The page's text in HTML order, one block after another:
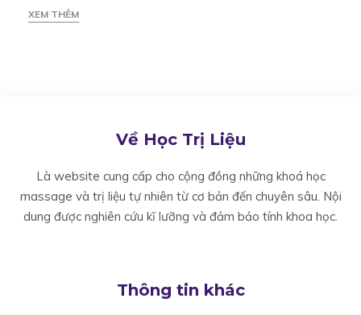
cho
mình?
XEM THÊM
Về Học Trị Liệu
Là website cung cấp cho cộng đồng những khoá học
massage và trị liệu tự nhiên từ cơ bản đến chuyên sâu. Nội
dung được nghiên cứu kĩ lưỡng và đảm bảo tính khoa học.
Thông tin khác